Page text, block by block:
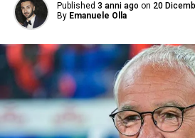
Published 3 anni ago on 20
By Emanuele Olla